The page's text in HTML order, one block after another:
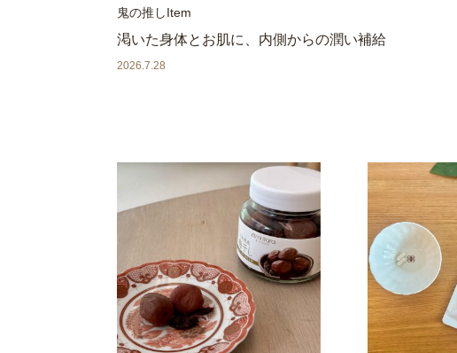
鬼の推しItem
渇いた身体とお肌に、内側からの潤い補給
2026.7.28